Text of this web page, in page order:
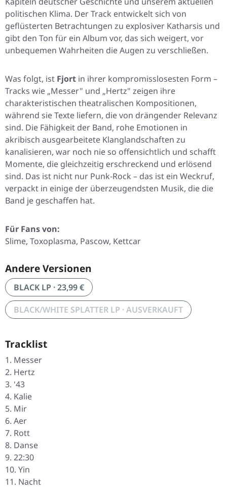
politischen Klima. Der Track entwickelt sich von
geflüsterten Betrachtungen zu explosiver Katharsis und
gibt den Ton für ein Album vor, das sich weigert, vor
unbequemen Wahrheiten die Augen zu verschließen.
Was folgt, ist Fjort in ihrer kompromisslosesten Form –
Tracks wie „Messer" und „Hertz" zeigen ihre
charakteristischen theatralischen Kompositionen,
während sie Texte liefern, die von drängender Relevanz
sind. Die Fähigkeit der Band, rohe Emotionen in
akribisch ausgearbeitete Klanglandschaften zu
kanalisieren, war noch nie so offensichtlich und schafft
Momente, die gleichzeitig erschreckend und erlösend
sind. Das ist nicht nur Punk-Rock – das ist ein Weckruf,
verpackt in einige der überzeugendsten Musik, die die
Band je geschaffen hat.
Für Fans von:
Slime, Toxoplasma, Pascow, Kettcar
Andere Versionen
BLACK LP · 23,99 €
BLACK/WHITE SPLATTER LP · AUSVERKAUFT
Tracklist
Messer
Hertz
'43
Kalie
Mir
Aer
Rott
Danse
22:30
Yin
Nacht